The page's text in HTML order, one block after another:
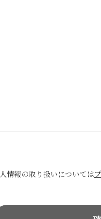
情報の取り扱いについては